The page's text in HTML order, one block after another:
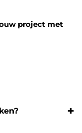
project met